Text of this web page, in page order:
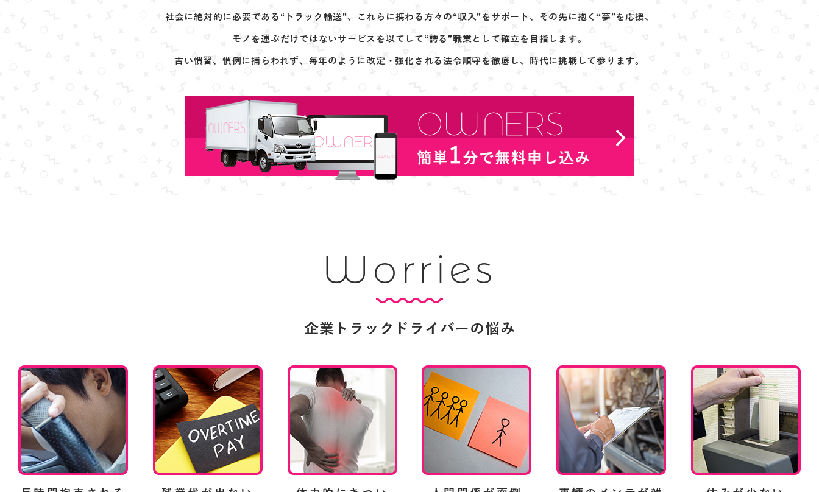
社会に絶対的に必要である“トラック輸送”、
これらに携わる方々の“収入”をサポート、 その先に抱く“夢”を応援、
モノを運ぶだけではないサービスを以てして“誇る”職業として確立を目指します。
古い慣習、慣例に捕らわれず、毎年のように改定・強化される法令順守を徹底し、 時代に挑戦して参ります。
Worries
企業トラックドライバーの悩み